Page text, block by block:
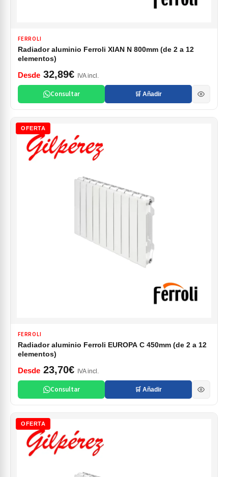
FERROLI
Radiador aluminio Ferroli XIAN N 800mm (de 2 a 12
elementos)
Desde 32,89€ IVA incl.
Consultar 🛒 Añadir
OFERTA
FERROLI
Radiador aluminio Ferroli EUROPA C 450mm (de 2 a 12
elementos)
Desde 23,70€ IVA incl.
Consultar 🛒 Añadir
OFERTA